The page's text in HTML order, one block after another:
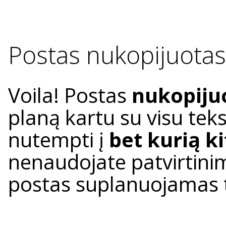
Postas
Voila! Postas
planą kartu su visu
nutempti į bet kurią
nenaudojate
postas